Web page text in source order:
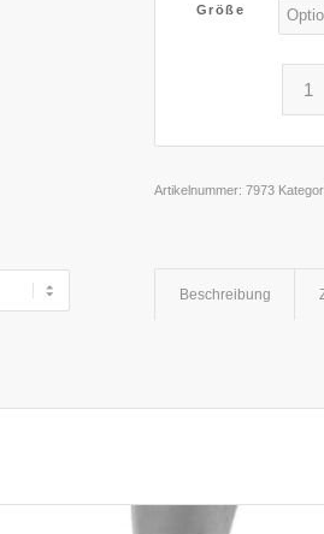
Größe
Artikelnummer:7973
Beschreibung